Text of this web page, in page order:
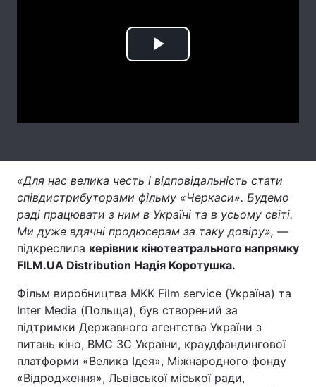
Play
«Для нас велика честь і відповідальність стати
співдистрибуторами фільму «Черкаси». Будемо
раді працювати з ним в Україні та в усьому світі.
Ми дуже вдячні продюсерам за таку довіру», —
підкреслила керівник кінотеатрального напрямку
FILM.UA Distribution Надія Коротушка.
Фільм виробництва MKK Film service (Україна) та
Inter Media (Польща), був створений за
підтримки Державного агентства України з
питань кіно, ВМС ЗС України, краудфандингової
платформи «Велика Ідея», Міжнародного фонду
«Відродження», Львівської міської ради,